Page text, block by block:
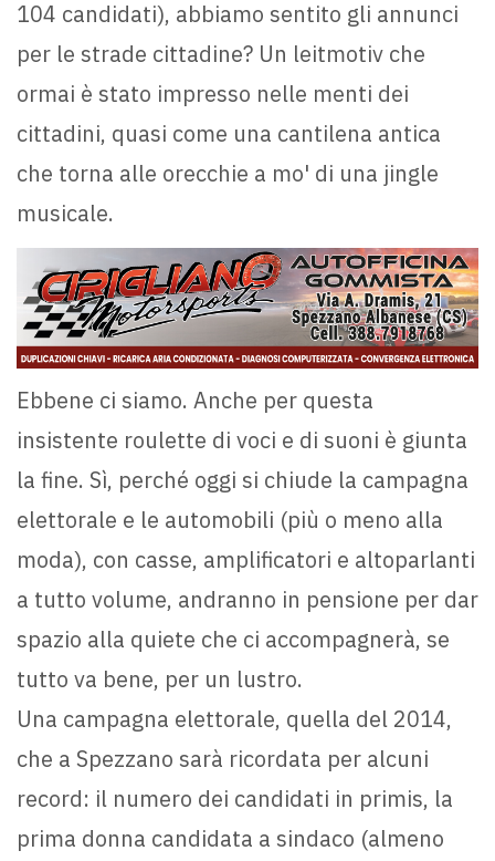
104 candidati), abbiamo sentito gli annunci
per le strade cittadine? Un leitmotiv che
ormai è stato impresso nelle menti dei
cittadini, quasi come una cantilena antica
che torna alle orecchie a mo' di una jingle
musicale.
Ebbene ci siamo. Anche per questa
insistente roulette di voci e di suoni è giunta
la fine. Sì, perché oggi si chiude la campagna
elettorale e le automobili (più o meno alla
moda), con casse, amplificatori e altoparlanti
a tutto volume, andranno in pensione per dar
spazio alla quiete che ci accompagnerà, se
tutto va bene, per un lustro.
Una campagna elettorale, quella del 2014,
che a Spezzano sarà ricordata per alcuni
record: il numero dei candidati in primis, la
prima donna candidata a sindaco (almeno